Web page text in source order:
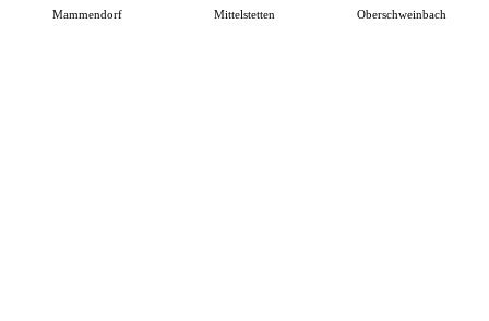
Mammendorf Mittelstetten Oberschweinbach